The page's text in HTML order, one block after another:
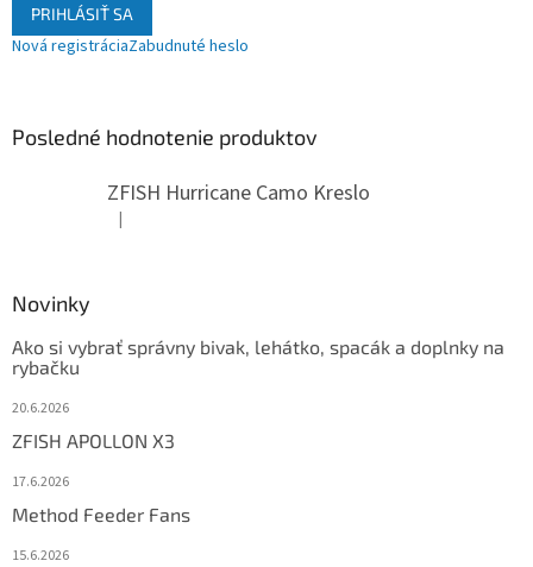
PRIHLÁSIŤ SA
Nová registráciaZabudnuté heslo
Posledné hodnotenie produktov
ZFISH Hurricane Camo Kreslo
Hodnotenie produktu je 5 z 5 hviezdičiek.
|
Novinky
Ako si vybrať správny bivak, lehátko, spacák a doplnky na
rybačku
20.6.2026
ZFISH APOLLON X3
17.6.2026
Method Feeder Fans
15.6.2026